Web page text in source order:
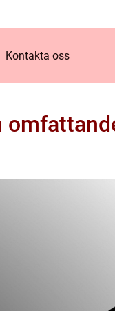
Kontakta oss